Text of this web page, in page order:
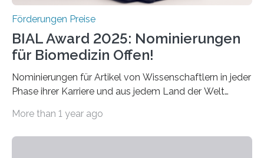
Förderungen Preise
BIAL Award 2025: Nominierungen
für Biomedizin Offen!
Nominierungen für Artikel von Wissenschaftlern in jeder
Phase ihrer Karriere und aus jedem Land der Welt
Leben gerufen, um die bemerkenswertesten
More than 1 year ago